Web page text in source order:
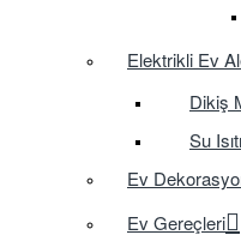
Elektrikli Ev
Dikiş
Su
Ev
Ev Gereçleri